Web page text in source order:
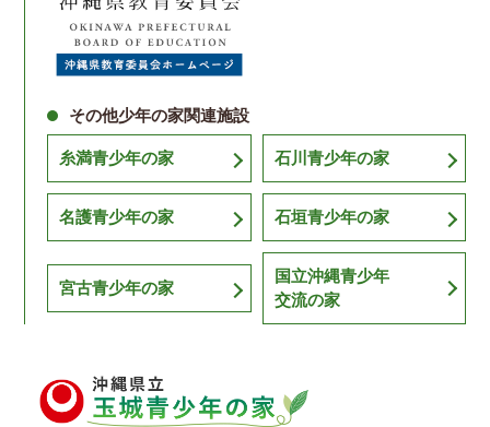
その他少年の家関連施設
糸満青少年の家 石川青少年の家
名護青少年の家 石垣青少年の家
宮古青少年の家
国立沖縄青少年
交流の家